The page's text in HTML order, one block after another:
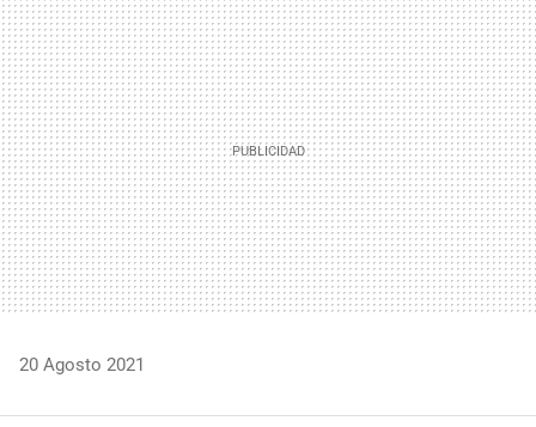
MAIL
20 Agosto 2021